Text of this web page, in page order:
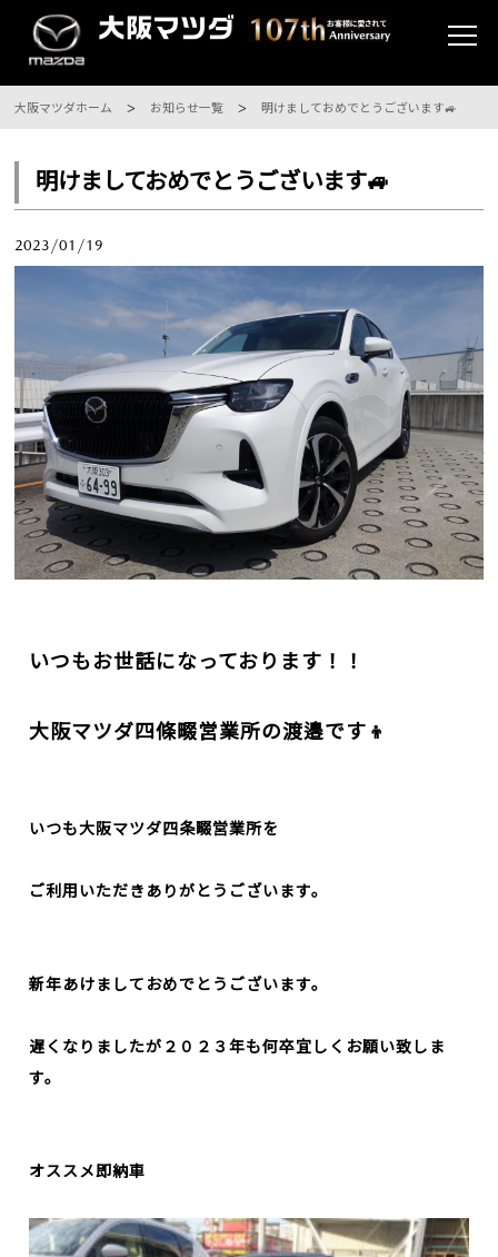
大阪マツダホーム お知らせ一覧 明けましておめでとうございます🚙
明けましておめでとうございます🚙
2023/01/19
いつもお世話になっております！！
大阪マツダ四條畷営業所の渡邉です👦
いつも大阪マツダ四条畷営業所を
ご利用いただきありがとうございます。
新年あけましておめでとうございます。
遅くなりましたが２０２３年も何卒宜しくお願い致しま
す。
オススメ即納車